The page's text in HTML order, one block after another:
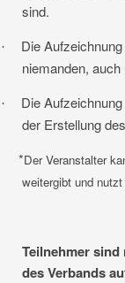
sind.
·
Die
niemanden,
·
Die
der Erstellung
*Der Veranstalter
weitergibt und nutzt
Teilnehmer
des Verbands